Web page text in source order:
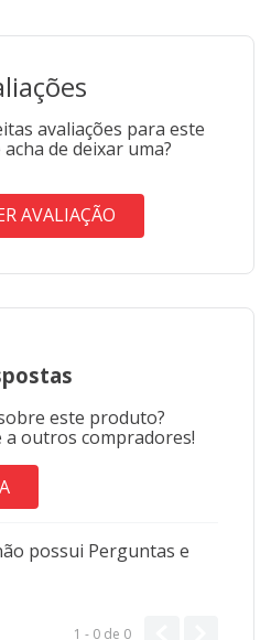
avaliações para este
de deixar uma?
AVALIAÇÃO
este produto?
outros compradores!
possui Perguntas e
1 - 0 de 0